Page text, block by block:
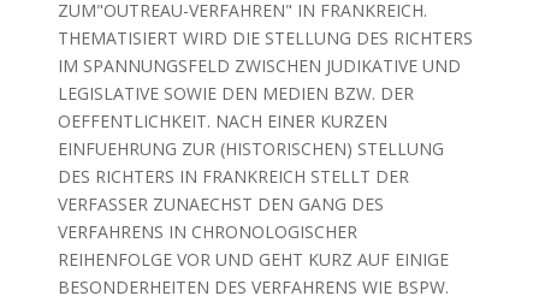
ZUM"OUTREAU-VERFAHREN" IN FRANKREICH.
THEMATISIERT WIRD DIE STELLUNG DES RICHTERS
IM SPANNUNGSFELD ZWISCHEN JUDIKATIVE UND
LEGISLATIVE SOWIE DEN MEDIEN BZW. DER
OEFFENTLICHKEIT. NACH EINER KURZEN
EINFUEHRUNG ZUR (HISTORISCHEN) STELLUNG
DES RICHTERS IN FRANKREICH STELLT DER
VERFASSER ZUNAECHST DEN GANG DES
VERFAHRENS IN CHRONOLOGISCHER
REIHENFOLGE VOR UND GEHT KURZ AUF EINIGE
BESONDERHEITEN DES VERFAHRENS WIE BSPW.